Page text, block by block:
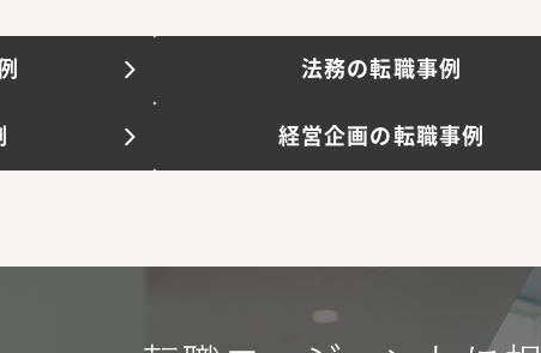
法務の転職事例
経営企画の転職事例